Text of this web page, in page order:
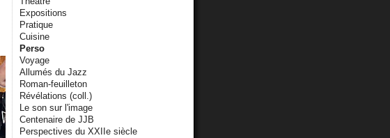
Expositions
Pratique
Cuisine
Perso
Voyage
Allumés du Jazz
Roman-feuilleton
Révélations (coll.)
Le son sur l'image
Centenaire de JJB
Perspectives du XXIIe siècle